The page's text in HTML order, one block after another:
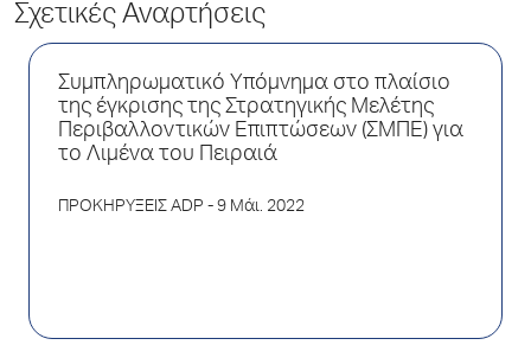
Σχετικές Αναρτήσεις
Συμπληρωματικό Υπόμνημα στο πλαίσιο
της έγκρισης της Στρατηγικής Μελέτης
Περιβαλλοντικών Επιπτώσεων (ΣΜΠΕ) για
το Λιμένα του Πειραιά
ΠΡΟΚΗΡΥΞΕΙΣ ADP - 9 Μάι. 2022